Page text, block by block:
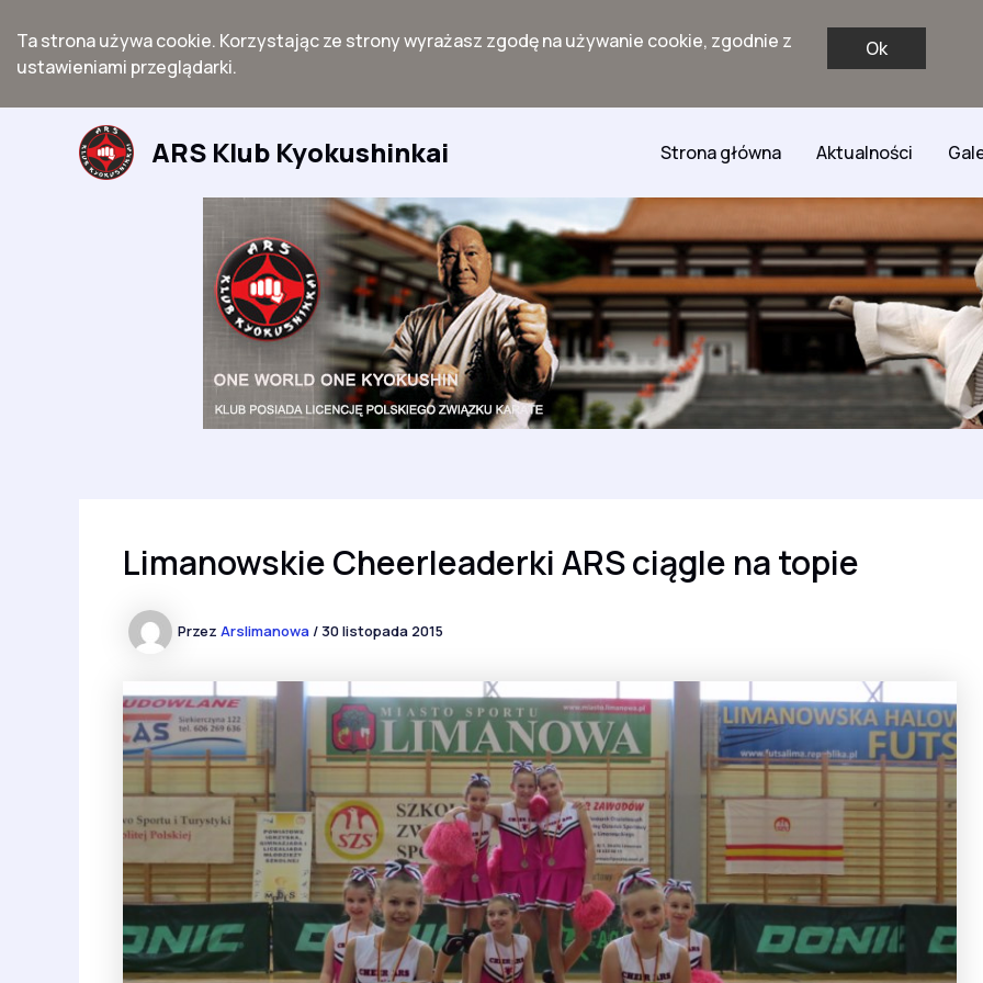
Ta strona używa cookie. Korzystając ze strony wyrażasz zgodę na używanie cookie, zgodnie z
ustawieniami przeglądarki.
Ok
ARS Klub Kyokushinkai Strona główna Aktualności
Limanowskie Cheerleaderki ARS ciągle na topie
Przez Arslimanowa / 30 listopada 2015